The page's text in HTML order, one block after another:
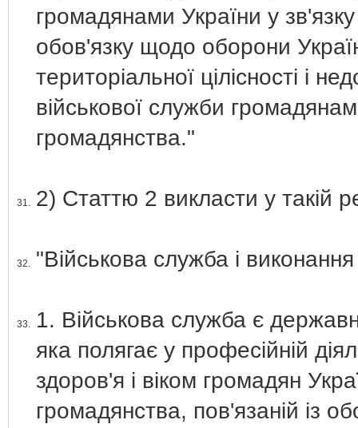
громадянами України у
обов'язку щодо оборони
територіальної цілісності і
військової служби
громадянства."
31. 2) Статтю 2 викласти у такій
32. "Військова служба і
33.
1. Військова служба є
яка полягає у професійній
здоров'я і віком громадян
громадянства, пов'язаній із